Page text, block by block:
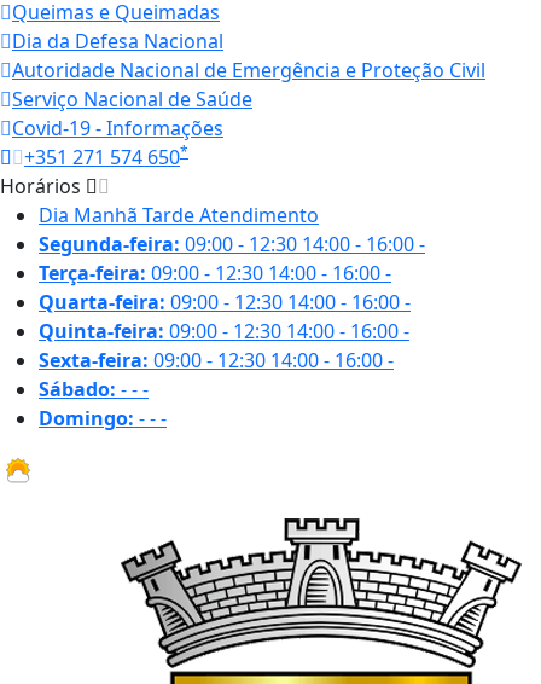
Queimas e Queimadas
Dia da Defesa Nacional
Autoridade Nacional de Emergência e Proteção Civil
Serviço Nacional de Saúde
Covid-19 - Informações
+351 271 574 650*
Horários
Dia Manhã TardeAtendimento
Segunda-feira: 09:00 - 12:30 14:00 - 16:00-
Terça-feira: 09:00 - 12:30 14:00 - 16:00-
Quarta-feira: 09:00 - 12:30 14:00 - 16:00-
Quinta-feira: 09:00 - 12:30 14:00 - 16:00-
Sexta-feira: 09:00 - 12:30 14:00 - 16:00-
Sábado: ---
Domingo: ---